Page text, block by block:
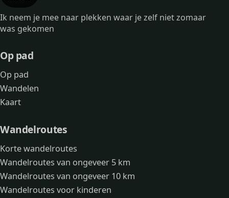
Ik neem je mee naar plekken waar je zelf niet zomaar
was gekomen
Op pad
Op pad
Wandelen
Kaart
Wandelroutes
Korte wandelroutes
Wandelroutes van ongeveer 5 km
Wandelroutes van ongeveer 10 km
Wandelroutes voor kinderen